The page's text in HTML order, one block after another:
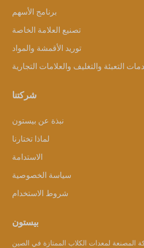
برنامج الأسهم
تصنيع العلامة الخاصة
توريد الأقمشة والمواد
التعبئة والتغليف والعلامات التجارية
شركتنا
نبذة عن بيستون
لماذا تختارنا
الاستدامة
سياسة الخصوصية
شروط الاستخدام
بيستون